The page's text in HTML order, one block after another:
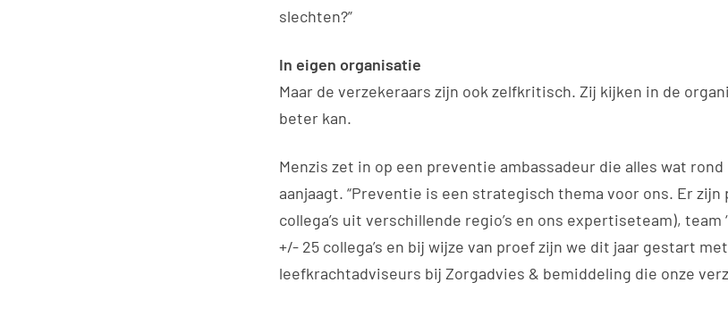
slechten?”
In eigen organisatie
Maar de verzekeraars zijn ook zelfkritisch. Zij kijken in de
beter kan.
Menzis zet in op een preventie ambassadeur die alles wat
aanjaagt. “Preventie is een strategisch thema voor ons. Er
collega’s uit verschillende regio’s en ons expertiseteam), team
+/- 25 collega’s en bij wijze van proef zijn we dit jaar gestart
leefkrachtadviseurs bij Zorgadvies & bemiddeling die onze